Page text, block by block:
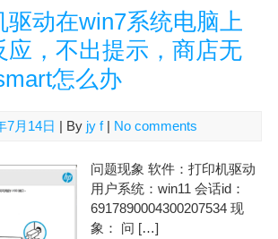
驱动在win7系统电脑上
应，不出提示，商店无
怎么办
7月14日 | By jy f| No comments
问题现象 软件：打印机驱动
用户系统：win11 会话id：
6917890004300207534 现
象： 问 […]